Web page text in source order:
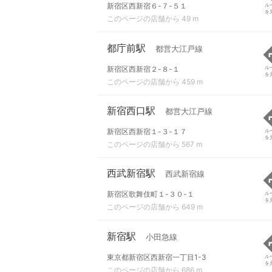
新宿区西新宿６-７-５１
このページの店舗から 49 m
ル
を
都庁前駅 都営大江戸線
新宿区西新宿２-８-１
このページの店舗から 459 m
ル
を
新宿西口駅 都営大江戸線
新宿区西新宿１-３-１７
このページの店舗から 567 m
ル
を
西武新宿駅 西武新宿線
新宿区歌舞伎町１-３０-１
このページの店舗から 649 m
ル
を
新宿駅 小田急線
東京都新宿区西新宿一丁目1-3
このページの店舗から 686 m
ル
を